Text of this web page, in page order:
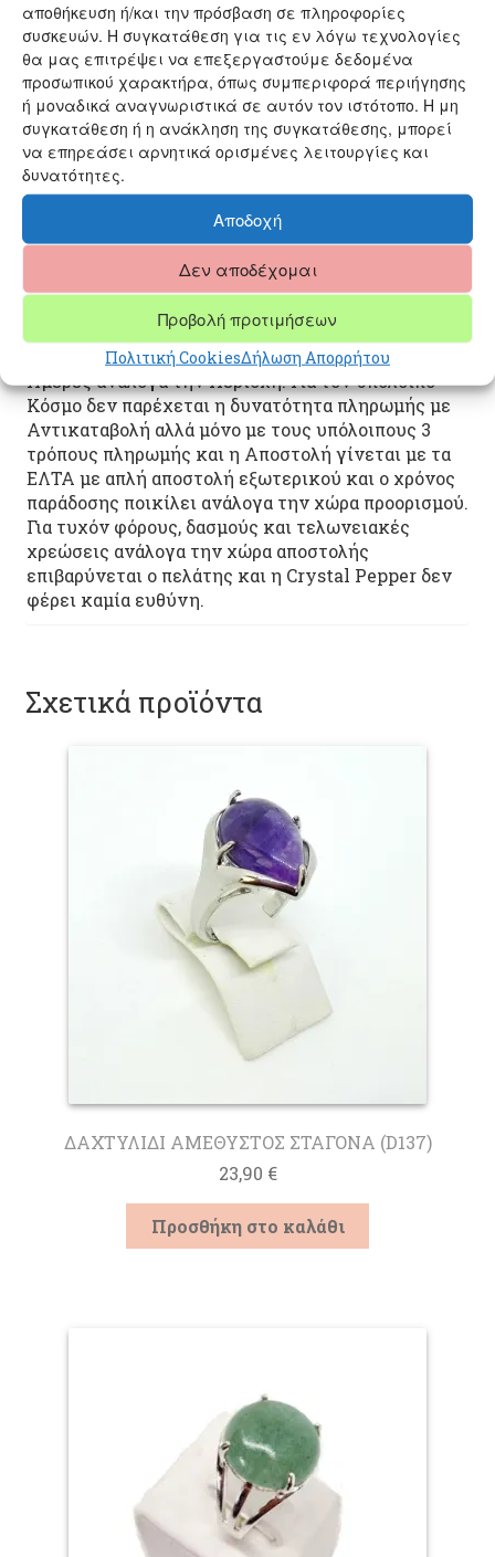
αποθήκευση ή/και την πρόσβαση σε πληροφορίες
συσκευών. Η συγκατάθεση για τις εν λόγω τεχνολογίες
θα μας επιτρέψει να επεξεργαστούμε δεδομένα
προσωπικού χαρακτήρα, όπως συμπεριφορά περιήγησης
ή μοναδικά αναγνωριστικά σε αυτόν τον ιστότοπο. Η μη
συγκατάθεση ή η ανάκληση της συγκατάθεσης, μπορεί
να επηρεάσει αρνητικά ορισμένες λειτουργίες και
δυνατότητες.
Αποδοχή
Δεν αποδέχομαι
Προβολή προτιμήσεων
Πολιτική CookiesΔήλωση Απορρήτου
Κατά την Ολοκλήρωση της Παραγγελίας σας έχετε
4 Διαθέσιμους Τρόπους Πληρωμής για την Ελλάδα :
Με Μετρητά με Αντικαταβολή κατά την
Παραλαβή
Μέσω Χρεωστικής ή Πιστωτικής Κάρτας
όλων των Τραπεζών
Με Απευθείας Τραπεζικής Μεταφοράς στον
Λογαριασμό μας ή μέσω της εφαρμογής
Μέσω PayPal
Όλες οι Αποστολές είναι Δωρεάν για 40€ και άνω
Αξίας Παραγγελίας και Περιοχής Εντός Ελλάδας.
Η Αποστολή στην Διεύθυνση που θα μας Δηλώσετε
στην Ελλάδα γίνεται με Courier σε 1-3 Εργάσιμες
Ημέρες ανάλογα την Περιοχή. Για τον υπόλοιπο
Κόσμο δεν παρέχεται η δυνατότητα πληρωμής με
Αντικαταβολή αλλά μόνο με τους υπόλοιπους 3
τρόπους πληρωμής και η Αποστολή γίνεται με τα
ΕΛΤΑ με απλή αποστολή εξωτερικού και ο χρόνος
παράδοσης ποικίλει ανάλογα την χώρα προορισμού.
Για τυχόν φόρους, δασμούς και τελωνειακές
χρεώσεις ανάλογα την χώρα αποστολής
επιβαρύνεται ο πελάτης και η Crystal Pepper δεν
φέρει καμία ευθύνη.
Σχετικά προϊόντα
ΔΑΧΤΥΛΙΔΙ ΑΜΕΘΥΣΤΟΣ ΣΤΑΓΟΝΑ (D137)
23,90 €
Προσθήκη στο καλάθι